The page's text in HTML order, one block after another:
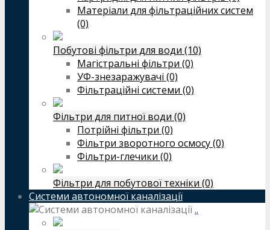
Матеріали для фільтраційних систем
(0)
Побутові фільтри для води (10)
Магістральні фільтри (0)
УФ-знезаражувачі (0)
Фільтраційні системи (0)
Фільтри для питної води (0)
Потрійні фільтри (0)
Фільтри зворотного осмосу (0)
Фільтри-глечики (0)
Фільтри для побутової техніки (0)
Системи автономної каналізації
..